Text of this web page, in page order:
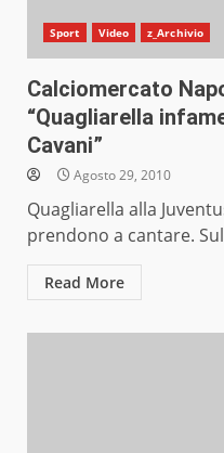
Sport Video z_Archivio
Calciomercato
“Quagliarella
Cavani”
Agosto 29, 2010
Quagliarella alla
prendono a cantare.
Read More